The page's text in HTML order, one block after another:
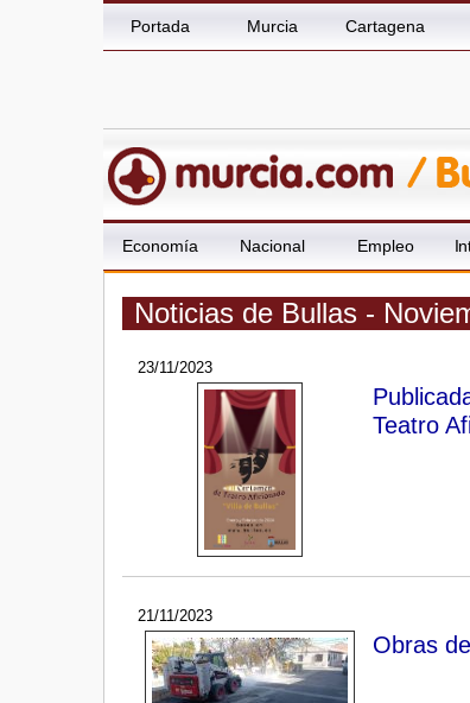
Portada Murcia Cartagena
Economía Nacional Empleo
Noticias de Bullas -
23/11/2023
Teatro
21/11/2023
Obras